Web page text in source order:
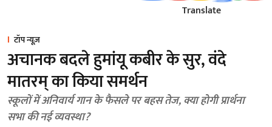
Translate
टॉप न्यूज़
अचानक बदले हुमांयू कबीर के सुर, वंदे
मातरम् का किया समर्थन
स्कूलों में अनिवार्य गान के फैसले पर बहस तेज, क्या होगी प्रार्थना
सभा की नई व्यवस्था?